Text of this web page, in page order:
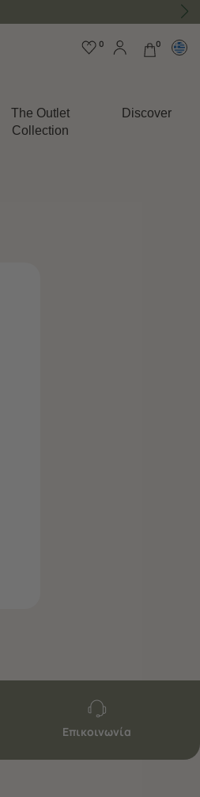
0 0
The Outlet
Collection
Discover
Επικοινωνία